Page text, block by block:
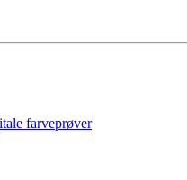
farveprøver